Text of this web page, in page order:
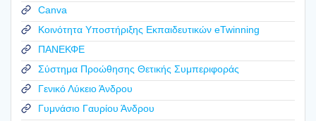
Canva
Κοινότητα Υποστήριξης Εκπαιδευτικών eTwinning
ΠΑΝΕΚΦΕ
Σύστημα Προώθησης Θετικής Συμπεριφοράς
Γενικό Λύκειο Άνδρου
Γυμνάσιο Γαυρίου Άνδρου